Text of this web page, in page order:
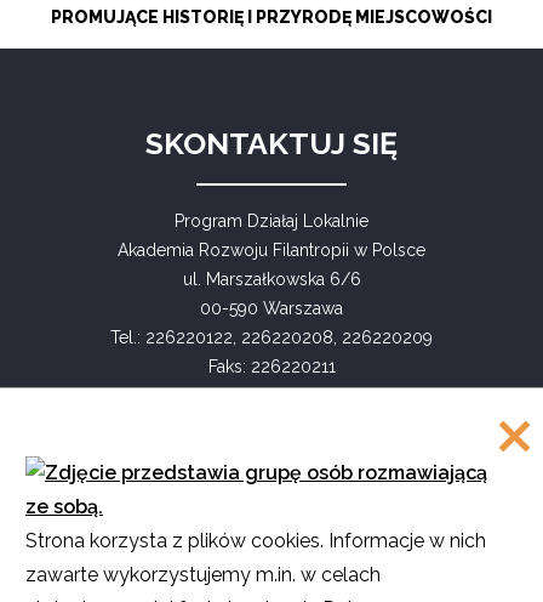
PROMUJĄCE HISTORIĘ I PRZYRODĘ MIEJSCOWOŚCI
SKONTAKTUJ SIĘ
Program Działaj Lokalnie
Akademia Rozwoju Filantropii w Polsce
ul. Marszałkowska 6/6
00-590 Warszawa
Tel.: 226220122, 226220208, 226220209
Faks: 226220211
COPYRIGHT
Akademia Rozwoju Filantropii w Polsce
2016
Strona korzysta z plików cookies. Informacje w nich
zawarte wykorzystujemy m.in. w celach